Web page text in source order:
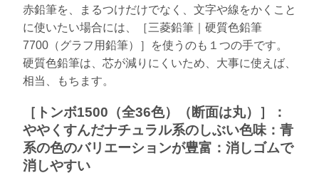
赤鉛筆を、まるつけだけでなく、文字や線をかくこと
に使いたい場合には、［三菱鉛筆｜硬質色鉛筆
7700（グラフ用鉛筆）］を使うのも１つの手です。
硬質色鉛筆は、芯が減りにくいため、大事に使えば、
相当、もちます。
［トンボ1500（全36色）（断面は丸）］：
ややくすんだナチュラル系のしぶい色味：青
系の色のバリエーションが豊富：消しゴムで
消しやすい